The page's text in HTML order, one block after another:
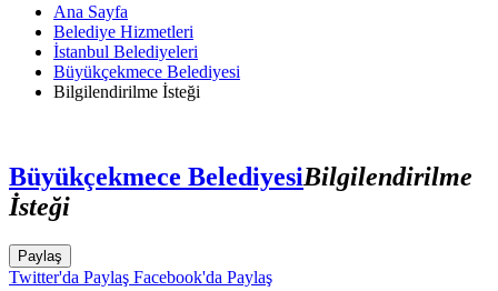
Ana Sayfa
Belediye Hizmetleri
İstanbul Belediyeleri
Büyükçekmece Belediyesi
Bilgilendirilme İsteği
Büyükçekmece BelediyesiBilgilendirilme
İsteği
Paylaş
Twitter'da Paylaş Facebook'da Paylaş